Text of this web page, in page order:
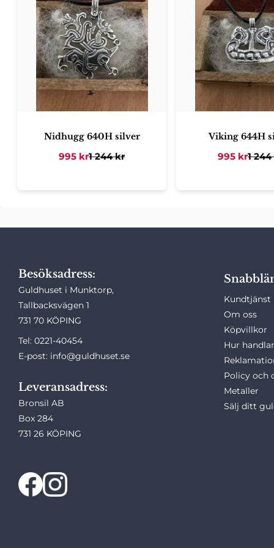
Nidhugg 640H silver
995 kr1 244kr
Viking 644H
995 kr1 244
Besöksadress:
Guldhuset i Munktorp,
Tallbacksvägen 1
731 70 KÖPING
Tel: 0221-40454
E-post: info@guldhuset.se
Leveransadress:
Bronsil AB
Box 284
731 26 KÖPING
Kundtjänst
Om oss
Köpvillkor
Hur
Policy och
Metaller
Sälj ditt